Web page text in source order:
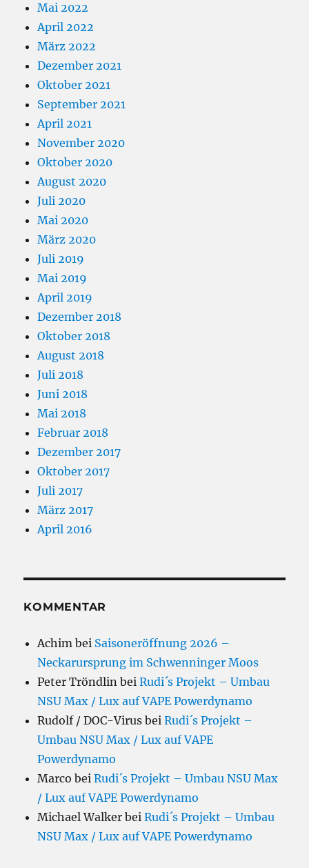
Mai 2022
April 2022
März 2022
Dezember 2021
Oktober 2021
September 2021
April 2021
November 2020
Oktober 2020
August 2020
Juli 2020
Mai 2020
März 2020
Juli 2019
Mai 2019
April 2019
Dezember 2018
Oktober 2018
August 2018
Juli 2018
Juni 2018
Mai 2018
Februar 2018
Dezember 2017
Oktober 2017
Juli 2017
März 2017
April 2016
KOMMENTAR
Achim bei Saisoneröffnung 2026 –
Neckarursprung im Schwenninger Moos
Peter Tröndlin beiRudi´s Projekt – Umbau
NSU Max / Lux auf VAPE Powerdynamo
Rudolf / DOC-Virus beiRudi´s Projekt –
Umbau NSU Max / Lux auf VAPE
Powerdynamo
Marco beiRudi´s Projekt – Umbau NSU Max
/ Lux auf VAPE Powerdynamo
Michael Walker beiRudi´s Projekt – Umbau
NSU Max / Lux auf VAPE Powerdynamo